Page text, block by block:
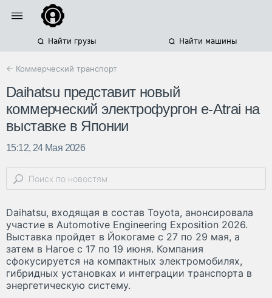
Найти грузы Найти машины
← Коммерческий транспорт
Daihatsu представит новый
коммерческий электрофургон e-Atrai на
выставке в Японии
15:12, 24 Мая 2026
Daihatsu, входящая в состав Toyota, анонсировала
участие в Automotive Engineering Exposition 2026.
Выставка пройдет в Йокогаме с 27 по 29 мая, а
затем в Нагое с 17 по 19 июня. Компания
сфокусируется на компактных электромобилях,
гибридных установках и интеграции транспорта в
энергетическую систему.